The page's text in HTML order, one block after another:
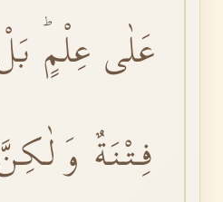
عَلٰى عِلْمٍؕ
فِتْنَةٌ